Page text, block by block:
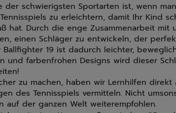
der schwierigsten Sportarten ist, wenn
zu erleichtern, damit Ihr Kind
hat. Durch die enge Zusammenarbeit mit
einen Schläger zu entwickeln, der
Ballfighter 19 ist dadurch leichter,
und farbenfrohen Designs wird dieser
zu machen, haben wir Lernhilfen direkt
des Tennisspiels vermitteln. Nicht
auf der ganzen Welt weiterempfohlen.